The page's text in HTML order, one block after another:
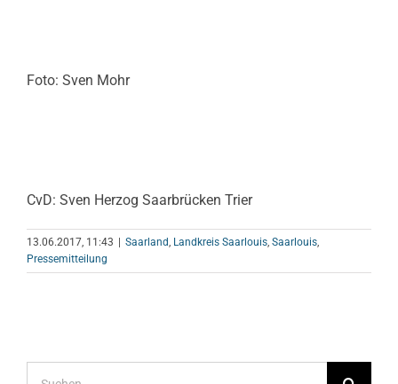
Foto: Sven Mohr
CvD: Sven Herzog Saarbrücken Trier
13.06.2017, 11:43 Saarland, Landkreis Saarlouis, Saarlouis,
Pressemitteilung